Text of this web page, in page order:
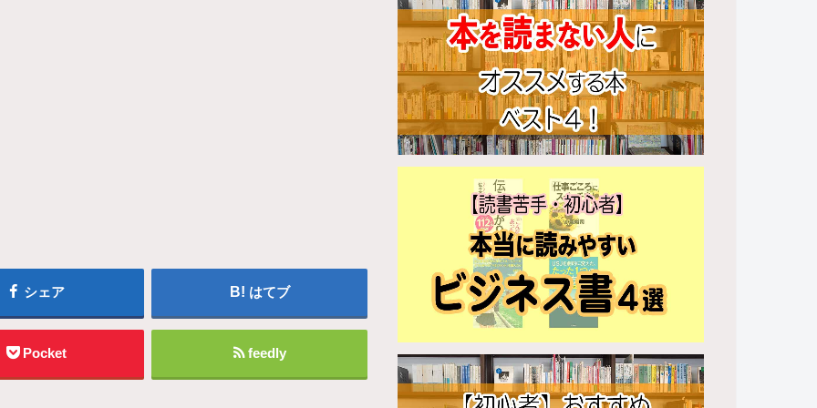
シェア はてブ
Pocket feedly